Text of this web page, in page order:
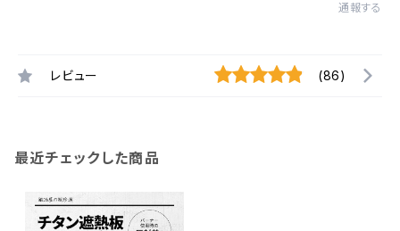
通報する
レビュー (86)
最近チェックした商品